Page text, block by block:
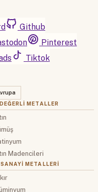
Github
Pinterest
Tiktok
METALLER
Madencileri
METALLERI